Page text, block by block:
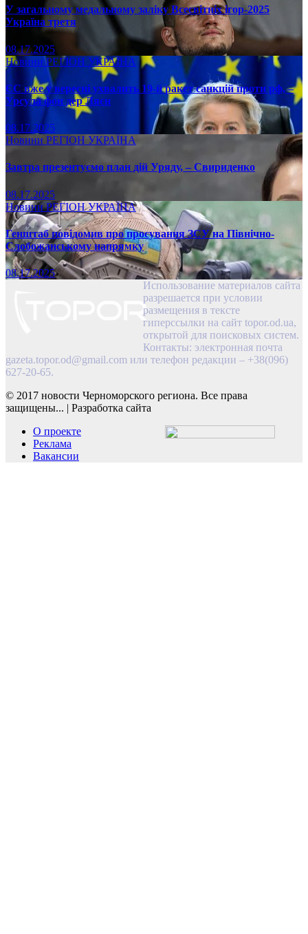
У загальному медальному заліку Всесвітніх ігор-2025
Україна третя
08.17.2025
НовиниРЕГІОН УКРАЇНА
ЄС вже у вересні ухвалить 19-й ракет санкцій проти рф, –
Урсула фон дер Ляєн
08.17.2025
Новини РЕГІОН УКРАЇНА
Завтра презентуємо план дій Уряду, – Свириденко
08.17.2025
НовиниРЕГІОНУКРАЇНА
Генштаб повідомив про просування ЗСУ на Північно-
Слобожанському напрямку
08.17.2025
Использование материалов сайта
разрешается при условии
размещения в тексте
гиперссылки на сайт topor.od.ua,
открытой для поисковых систем.
Контакты: электронная почта
gazeta.topor.od@gmail.com или телефон редакции – +38(096)
627-20-65.
© 2017 новости Черноморского региона. Все права
защищены... | Разработка сайта
О проекте
Реклама
Вакансии